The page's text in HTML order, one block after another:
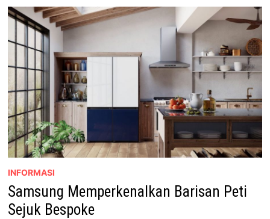
TAKLUK
PUBG
MOBILE
INFORMASI
Samsung Memperkenalkan Barisan Peti
Sejuk Bespoke